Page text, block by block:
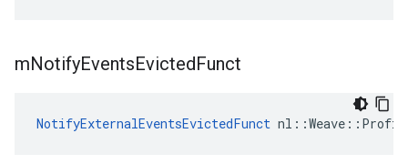
mNotifyEventsEvictedFunct
NotifyExternalEventsEvictedFunct